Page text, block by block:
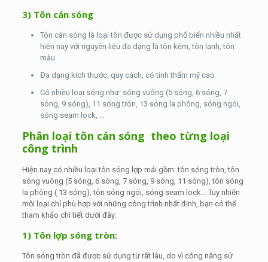
3) Tôn cán sóng
Tôn cán sóng là loại tôn được sử dụng phổ biến nhiều nhất
hiện nay với nguyên liệu đa dạng là tôn kẽm, tôn lạnh, tôn
màu
Đa dạng kích thước, quy cách, có tính thẩm mỹ cao
Có nhiều loại sóng như: sóng vuông (5 sóng, 6 sóng, 7
sóng, 9 sóng), 11 sóng tròn, 13 sóng la phông, sóng ngói,
sóng seam lock, …
Phân loại tôn cán sóng theo từng loại
công trình
Hiện nay có nhiều loại tôn sóng lợp mái gồm: tôn sóng tròn, tôn
sóng vuông (5 sóng, 6 sóng, 7 sóng, 9 sóng, 11 sóng), tôn sóng
la phông ( 13 sóng), tôn sóng ngói, sóng seam lock… Tuy nhiên
mỗi loại chỉ phù hợp với những công trình nhất định, bạn có thể
tham khảo chi tiết dưới đây:
1) Tôn lợp sóng tròn:
Tôn sóng tròn đã được sử dụng từ rất lâu, do vì công năng sử